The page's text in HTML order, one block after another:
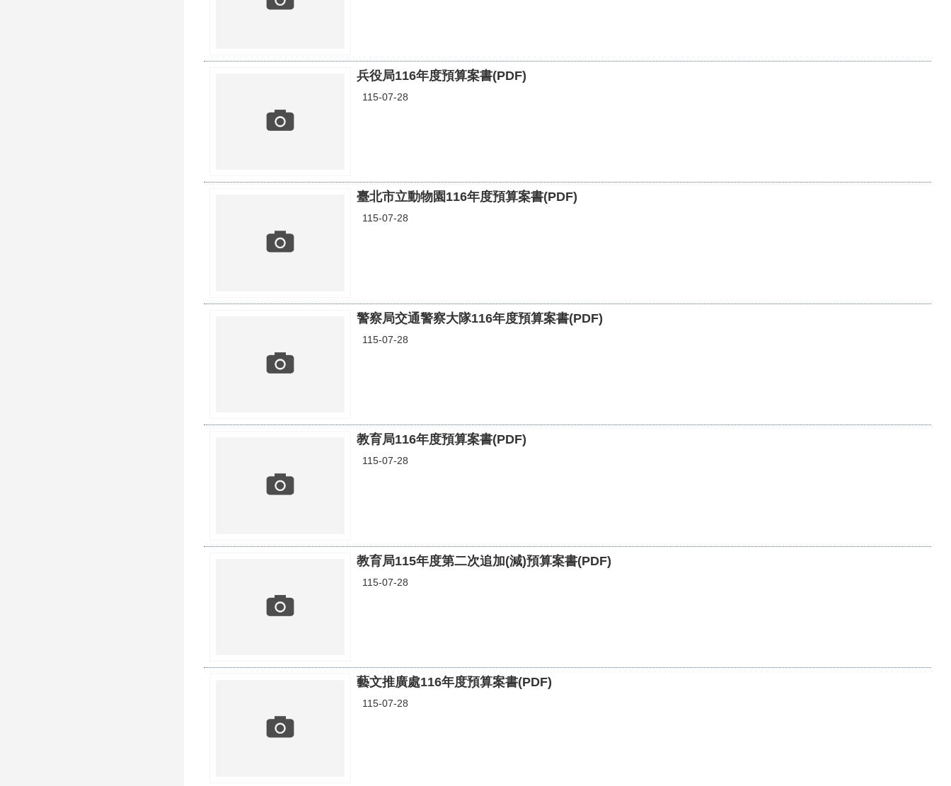
兵役局116年度預算案書(PDF)
115-07-28
臺北市立動物園116年度預算案書(PDF)
115-07-28
警察局交通警察大隊116年度預算案書(PDF)
115-07-28
教育局116年度預算案書(PDF)
115-07-28
教育局115年度第二次追加(減)預算案書(PDF)
115-07-28
藝文推廣處116年度預算案書(PDF)
115-07-28